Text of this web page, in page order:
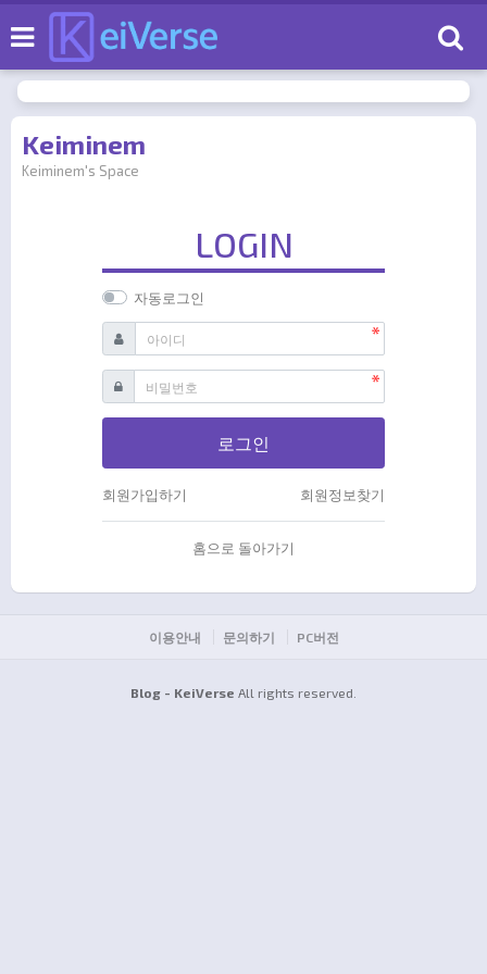
Keiminem
Keiminem's Space
LOGIN
자동로그인
아이디
필수
비밀번호 필수
로그인
회원가입하기 회원정보찾기
홈으로 돌아가기
이용안내 문의하기 PC버전
Blog - KeiVerse All rights reserved.